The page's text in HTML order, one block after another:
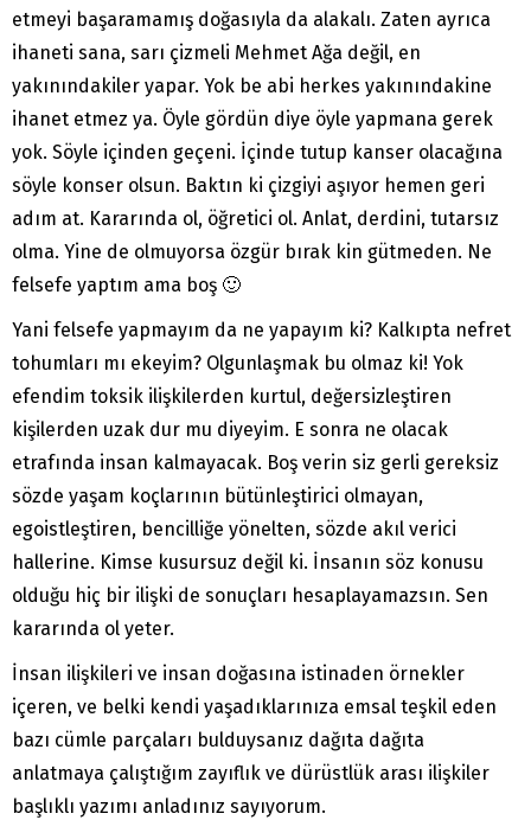
etmeyi başaramamış doğasıyla da alakalı. Zaten ayrıca
ihaneti sana, sarı çizmeli Mehmet Ağa değil, en
yakınındakiler yapar. Yok be abi herkes yakınındakine
ihanet etmez ya. Öyle gördün diye öyle yapmana gerek
yok. Söyle içinden geçeni. İçinde tutup kanser olacağına
söyle konser olsun. Baktın ki çizgiyi aşıyor hemen geri
adım at. Kararında ol, öğretici ol. Anlat, derdini, tutarsız
olma. Yine de olmuyorsa özgür bırak kin gütmeden. Ne
felsefe yaptım ama boş 🙂
Yani felsefe yapmayım da ne yapayım ki? Kalkıpta nefret
tohumları mı ekeyim? Olgunlaşmak bu olmaz ki! Yok
efendim toksik ilişkilerden kurtul, değersizleştiren
kişilerden uzak dur mu diyeyim. E sonra ne olacak
etrafında insan kalmayacak. Boş verin siz gerli gereksiz
sözde yaşam koçlarının bütünleştirici olmayan,
egoistleştiren, bencilliğe yönelten, sözde akıl verici
hallerine. Kimse kusursuz değil ki. İnsanın söz konusu
olduğu hiç bir ilişki de sonuçları hesaplayamazsın. Sen
kararında ol yeter.
İnsan ilişkileri ve insan doğasına istinaden örnekler
içeren, ve belki kendi yaşadıklarınıza emsal teşkil eden
bazı cümle parçaları bulduysanız dağıta dağıta
anlatmaya çalıştığım zayıflık ve dürüstlük arası ilişkiler
başlıklı yazımı anladınız sayıyorum.